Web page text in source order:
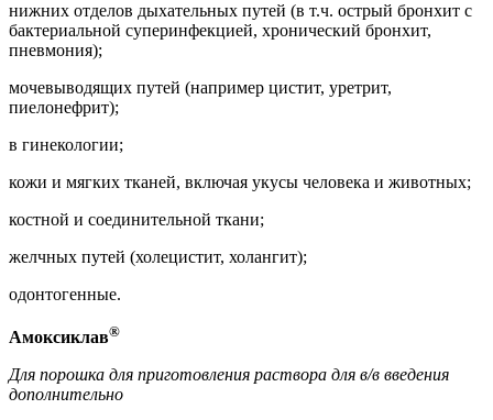
нижних отделов дыхательных путей (в т.ч. острый бронхит с
бактериальной суперинфекцией, хронический бронхит,
пневмония);
мочевыводящих путей (например цистит, уретрит,
пиелонефрит);
в гинекологии;
кожи и мягких тканей, включая укусы человека и животных;
костной и соединительной ткани;
желчных путей (холецистит, холангит);
одонтогенные.
Амоксиклав®
Для порошка для приготовления раствора для в/в введения
дополнительно